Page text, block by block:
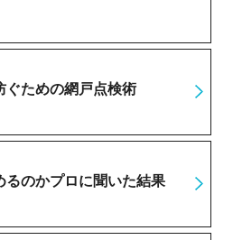
ぐための網戸点検術
るのかプロに聞いた結果